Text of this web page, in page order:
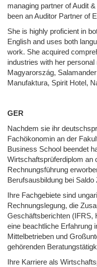
managing partner of Audit
been an Auditor Partner of
She is highly proficient in
English and uses both
work. She acquired
industries with her
Magyarország,
Manufaktura, Spirit Hotel,
GER
Nachdem sie ihr
Fachökonomin an der
Business School beendet
Wirtschaftsprüferdiplom an
Rechnungsführung
Berufsausbildung bei Saldo
Ihre Fachgebiete sind
Rechnungslegung, die
Geschäftsberichten (IFRS,
eine beachtliche Erfahrung
Mittelbetrieben und
gehörenden
Ihre Karriere als